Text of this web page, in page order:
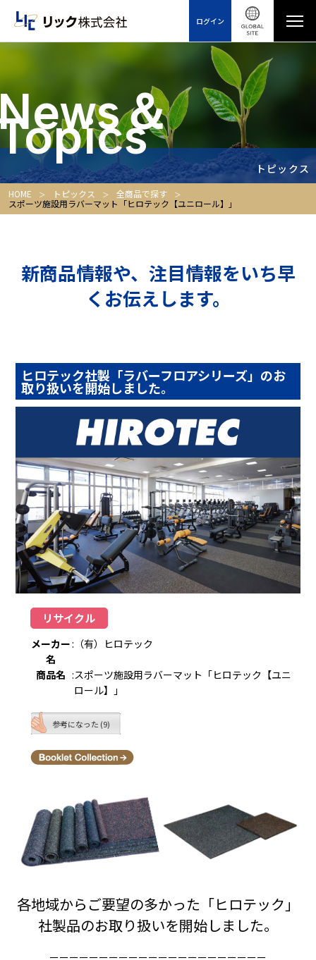
ログイン
＆
トピックス
HOME トピックス
全商品で探す
スポーツ施設用ラバーマット「ヒロテック【ユニロール】」
新商品情報や、注目情報をいち早
くお伝えします。
ヒロテック社製「ラバーフロアシリーズ」のお
取り扱いを開始しました。
リサイクル
メーカー
名
: （有）ヒロテック
商品名 :スポーツ施設用ラバーマット「ヒロテック【ユニ
ロール】」
参考になった (9)
各地域からご要望の多かった「ヒロテック」
社製品のお取り扱いを開始しました。
ーーーーーーーーーーーーーーーーーーーーーー